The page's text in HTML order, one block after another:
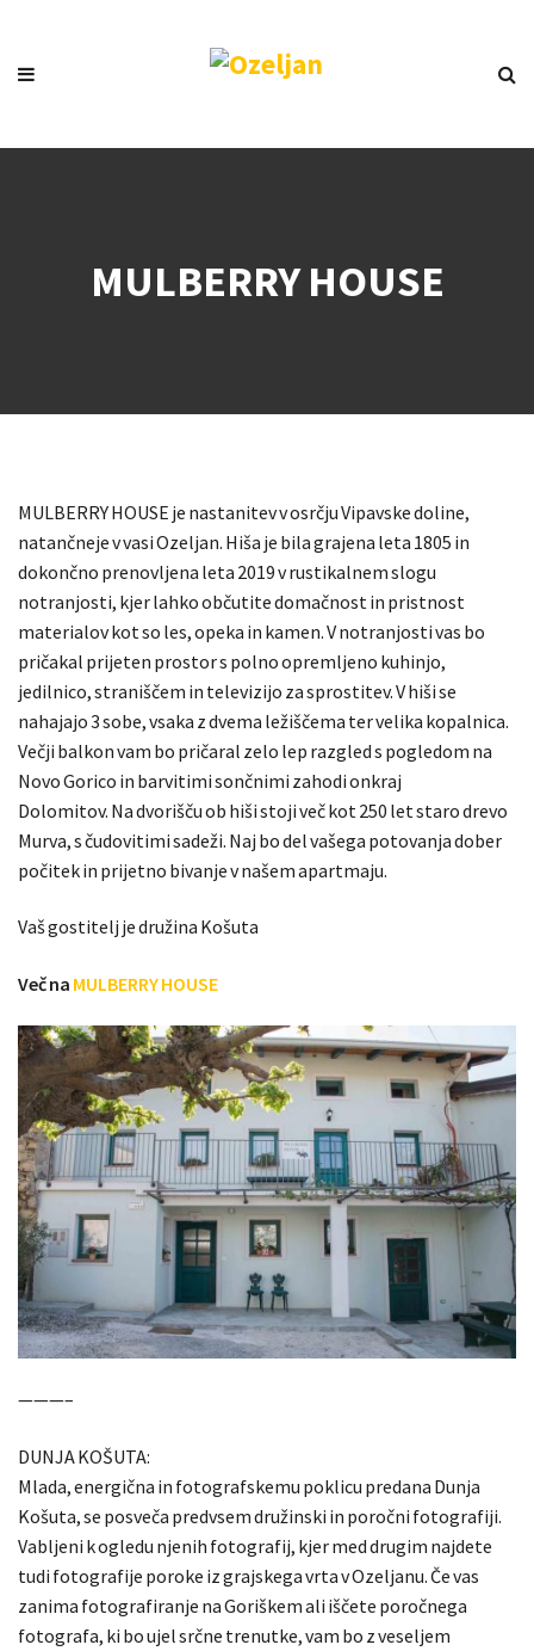
MULBERRY HOUSE
MULBERRY HOUSE je nastanitev v osrčju Vipavske doline,
natančneje v vasi Ozeljan. Hiša je bila grajena leta 1805 in
dokončno prenovljena leta 2019 v rustikalnem slogu
notranjosti, kjer lahko občutite domačnost in pristnost
materialov kot so les, opeka in kamen. V notranjosti vas bo
pričakal prijeten prostor s polno opremljeno kuhinjo,
jedilnico, straniščem in televizijo za sprostitev. V hiši se
nahajajo 3 sobe, vsaka z dvema ležiščema ter velika kopalnica.
Večji balkon vam bo pričaral zelo lep razgled s pogledom na
Novo Gorico in barvitimi sončnimi zahodi onkraj
Dolomitov. Na dvorišču ob hiši stoji več kot 250 let staro drevo
Murva, s čudovitimi sadeži. Naj bo del vašega potovanja dober
počitek in prijetno bivanje v našem apartmaju.
Vaš gostitelj je družina Košuta
Več na MULBERRY HOUSE
———–
DUNJA KOŠUTA:
Mlada, energična in fotografskemu poklicu predana Dunja
Košuta, se posveča predvsem družinski in poročni fotografiji.
Vabljeni k ogledu njenih fotografij, kjer med drugim najdete
tudi fotografije poroke iz grajskega vrta v Ozeljanu. Če vas
zanima fotografiranje na Goriškem ali iščete poročnega
fotografa, ki bo ujel srčne trenutke, vam bo z veseljem